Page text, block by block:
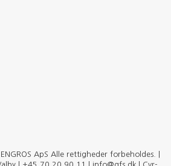
ApS Alle rettigheder forbeholdes. |